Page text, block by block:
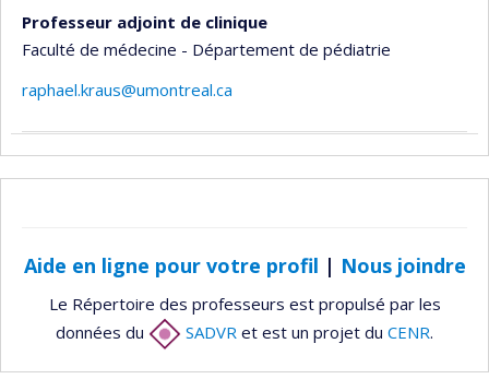
Professeur adjoint de clinique
Faculté de médecine - Département de pédiatrie
raphael.kraus@umontreal.ca
Aide en ligne pour votre profil | Nous joindre
Le Répertoire des professeurs est propulsé par les
données du
SADVR et est un projet du CENR.